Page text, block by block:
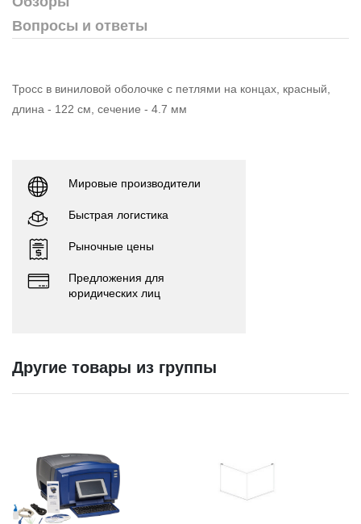
Вопросы и ответы
Тросс в виниловой оболочке с петлями на концах, красный,
длина - 122 см, сечение - 4.7 мм
Мировые производители
Быстрая логистика
Рыночные цены
Предложения для
юридических лиц
Другие товары из группы